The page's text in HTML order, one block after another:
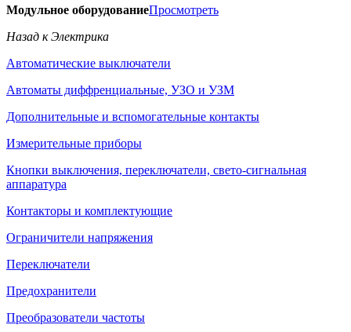
Модульное оборудованиеПросмотреть
Назад к Электрика
Автоматические выключатели
Автоматы диффренциальные, УЗО и УЗМ
Дополнительные и вспомогательные контакты
Измерительные приборы
Кнопки выключения, переключатели, свето-сигнальная
аппаратура
Контакторы и комплектующие
Ограничители напряжения
Переключатели
Предохранители
Преобразователи частоты